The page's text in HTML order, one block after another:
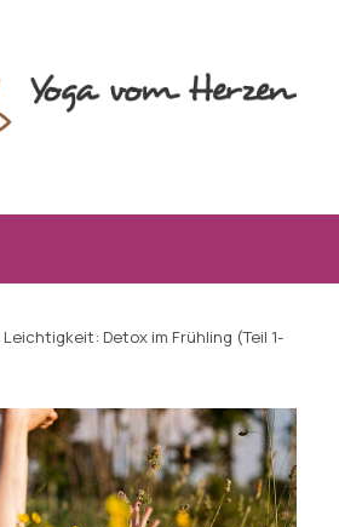
Leichtigkeit: Detox im Frühling (Teil 1-